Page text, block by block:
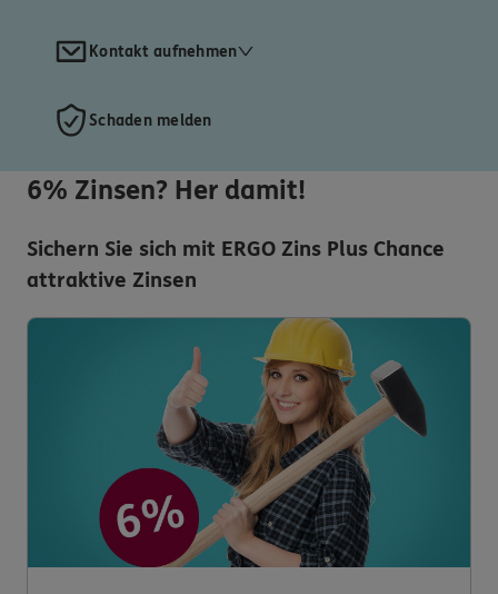
Kontakt aufnehmen
Schaden melden
6% Zinsen? Her damit!
Sichern Sie sich mit ERGO Zins Plus Chance
attraktive Zinsen